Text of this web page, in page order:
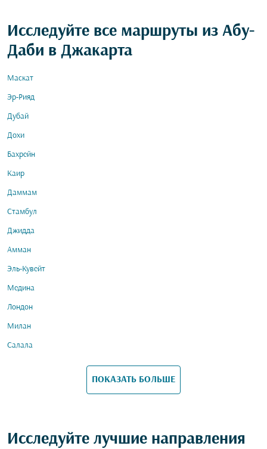
Исследуйте все маршруты из Абу-
Даби в Джакарта
Маскат
Эр-Рияд
Дубай
Дохи
Бахрейн
Каир
Даммам
Стамбул
Джидда
Амман
Эль-Кувейт
Медина
Лондон
Милан
Салала
ПОКАЗАТЬ БОЛЬШЕ
Исследуйте лучшие направления